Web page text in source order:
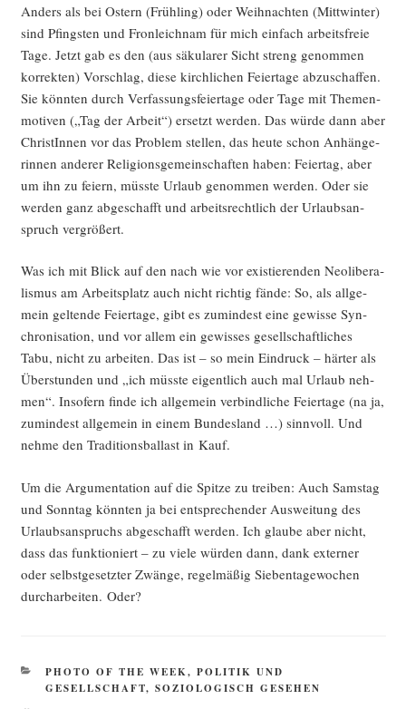
Anders als bei Ostern (Früh­ling) oder Weih­nach­ten (Mitt­win­ter)
sind Pfings­ten und Fron­leich­nam für mich ein­fach arbeits­freie
Tage. Jetzt gab es den (aus säku­la­rer Sicht streng genom­men
kor­rek­ten) Vor­schlag, die­se kirch­li­chen Fei­er­ta­ge abzu­schaf­fen.
Sie könn­ten durch Ver­fas­sungs­fei­er­ta­ge oder Tage mit The­men­
mo­ti­ven („Tag der Arbeit“) ersetzt wer­den. Das wür­de dann aber
Chris­tIn­nen vor das Pro­blem stel­len, das heu­te schon Anhän­ge­
rin­nen ande­rer Reli­gi­ons­ge­mein­schaf­ten haben: Fei­er­tag, aber
um ihn zu fei­ern, müss­te Urlaub genom­men wer­den. Oder sie
wer­den ganz abge­schafft und arbeits­recht­lich der Urlaubs­an­
spruch vergrößert.
Was ich mit Blick auf den nach wie vor exis­tie­ren­den Neo­li­be­ra­
lis­mus am Arbeits­platz auch nicht rich­tig fän­de: So, als all­ge­
mein gel­ten­de Fei­er­ta­ge, gibt es zumin­dest eine gewis­se Syn­
chro­ni­sa­ti­on, und vor allem ein gewis­ses gesell­schaft­li­ches
Tabu, nicht zu arbei­ten. Das ist – so mein Ein­druck – här­ter als
Über­stun­den und „ich müss­te eigent­lich auch mal Urlaub neh­
men“. Inso­fern fin­de ich all­ge­mein ver­bind­li­che Fei­er­ta­ge (na ja,
zumin­dest all­ge­mein in einem Bun­des­land …) sinn­voll. Und
neh­me den Tra­di­ti­ons­bal­last in Kauf.
Um die Argu­men­ta­ti­on auf die Spit­ze zu trei­ben: Auch Sams­tag
und Sonn­tag könn­ten ja bei ent­spre­chen­der Aus­wei­tung des
Urlaubs­an­spruchs abge­schafft wer­den. Ich glau­be aber nicht,
dass das funk­tio­niert – zu vie­le wür­den dann, dank exter­ner
oder selbst­ge­setz­ter Zwän­ge, regel­mä­ßig Sie­ben­ta­ge­wo­chen
durch­ar­bei­ten. Oder?
KATEGORIEN
PHOTO OF THE WEEK, POLITIK UND
GESELLSCHAFT, SOZIOLOGISCH GESEHEN